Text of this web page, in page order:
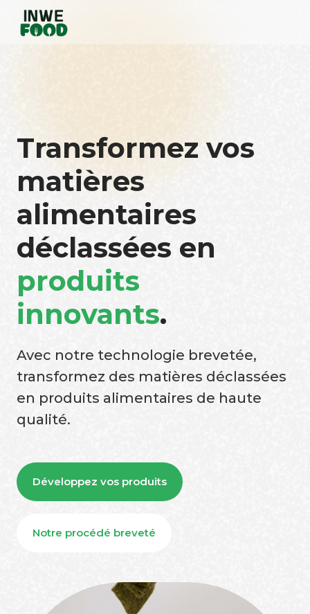
Transformez vos
matières
alimentaires
déclassées en
produits
innovants.
Avec notre technologie brevetée,
transformez des matières déclassées
en produits alimentaires de haute
qualité.
Développez vos produits
Notre procédé breveté